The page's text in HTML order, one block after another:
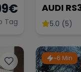
€
Tag
AUDI
FACELIFT
5.0 (5)
~6 Min